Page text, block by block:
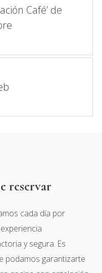
Café’ de
reservar
cada día por
y segura. Es
podamos garantizarte